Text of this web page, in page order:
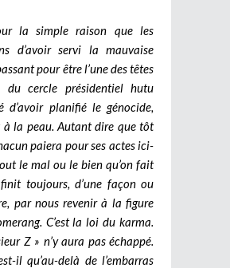
la simple raison que les
d’avoir servi la mauvaise
pour être l’une des têtes
du cercle présidentiel hutu
d’avoir planifié le génocide,
la peau. Autant dire que tôt
paiera pour ses actes ici-
le mal ou le bien qu’on fait
toujours, d’une façon ou
par nous revenir à la figure
C’est la loi du karma.
Z » n’y aura pas échappé.
il qu’au-delà de l’embarras